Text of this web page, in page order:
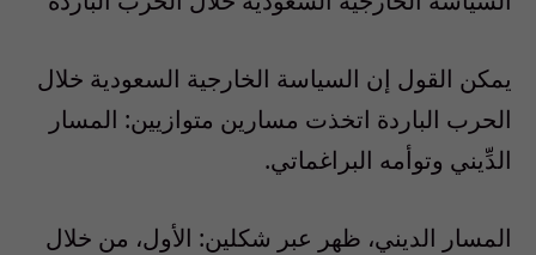
يمكن القول إن السياسة الخارجية السعودية خلال
الحرب الباردة اتخذت مسارين متوازيين: المسار
الدِّيني وتوأمه البراغماتي.
المسار الديني، ظهر عبر شكلين: الأول، من خلال